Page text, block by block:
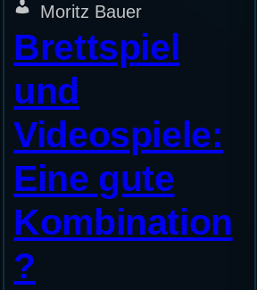
Moritz Bauer
Brettspiel
und
Videospiele:
Eine gute
Kombination
?